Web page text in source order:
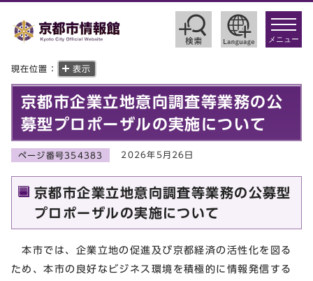
toggle
メニュー
現在位置： 表示
京都市企業立地意向調査等業務の公
募型プロポーザルの実施について
ページ番号354383 2026年5月26日
京都市企業立地意向調査等業務の公募型
プロポーザルの実施について
本市では、企業立地の促進及び京都経済の活性化を図る
ため、本市の良好なビジネス環境を積極的に情報発信する